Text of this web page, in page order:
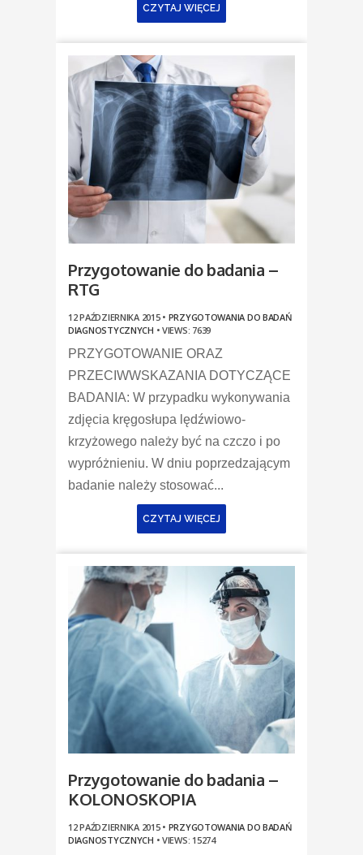
CZYTAJ WIĘCEJ
Przygotowanie do badania –
RTG
12 PAŹDZIERNIKA 2015 • PRZYGOTOWANIA DO BADAŃ
DIAGNOSTYCZNYCH •VIEWS: 7639
PRZYGOTOWANIE ORAZ
PRZECIWWSKAZANIA DOTYCZĄCE
BADANIA: W przypadku wykonywania
zdjęcia kręgosłupa lędźwiowo-
krzyżowego należy być na czczo i po
wypróżnieniu. W dniu poprzedzającym
badanie należy stosować...
CZYTAJ WIĘCEJ
Przygotowanie do badania –
KOLONOSKOPIA
12 PAŹDZIERNIKA 2015 • PRZYGOTOWANIA DO BADAŃ
DIAGNOSTYCZNYCH •VIEWS: 15274